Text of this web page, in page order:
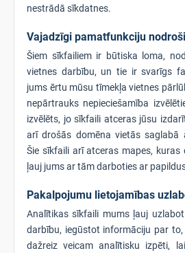
nestrādā sīkdatnes.
Vajadzīgi pamatfunkciju
Šiem sīkfailiem ir būtiska loma,
vietnes darbību, un tie ir svarīgs
jums ērtu mūsu tīmekļa vietnes
nepārtrauks nepieciešamība
izvēlēts, jo sīkfaili atceras jūsu
arī drošās domēna vietās saglabā
Šie sīkfaili arī atceras mapes, kuras
ļauj jums ar tām darboties ar
Pakalpojumu lietojamības
Analītikas sīkfaili mums ļauj
darbību, iegūstot informāciju par
dažreiz veicam analītisku izpēti,